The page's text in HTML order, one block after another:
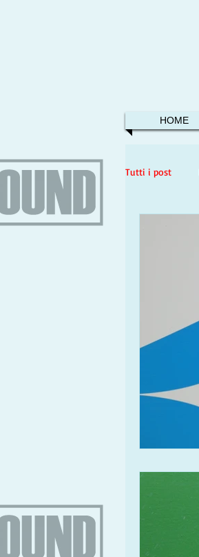
HOME
Tutti i post